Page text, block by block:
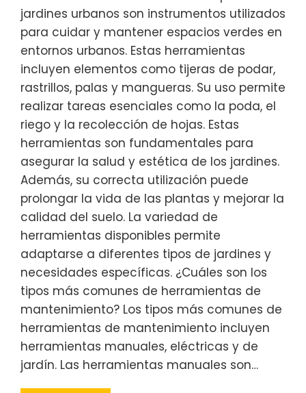
jardines urbanos son instrumentos utilizados
para cuidar y mantener espacios verdes en
entornos urbanos. Estas herramientas
incluyen elementos como tijeras de podar,
rastrillos, palas y mangueras. Su uso permite
realizar tareas esenciales como la poda, el
riego y la recolección de hojas. Estas
herramientas son fundamentales para
asegurar la salud y estética de los jardines.
Además, su correcta utilización puede
prolongar la vida de las plantas y mejorar la
calidad del suelo. La variedad de
herramientas disponibles permite
adaptarse a diferentes tipos de jardines y
necesidades específicas. ¿Cuáles son los
tipos más comunes de herramientas de
mantenimiento? Los tipos más comunes de
herramientas de mantenimiento incluyen
herramientas manuales, eléctricas y de
jardín. Las herramientas manuales son…